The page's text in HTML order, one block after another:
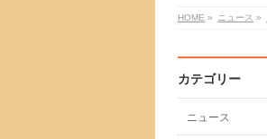
HOME » ニュース »
カテゴリー
ニュース